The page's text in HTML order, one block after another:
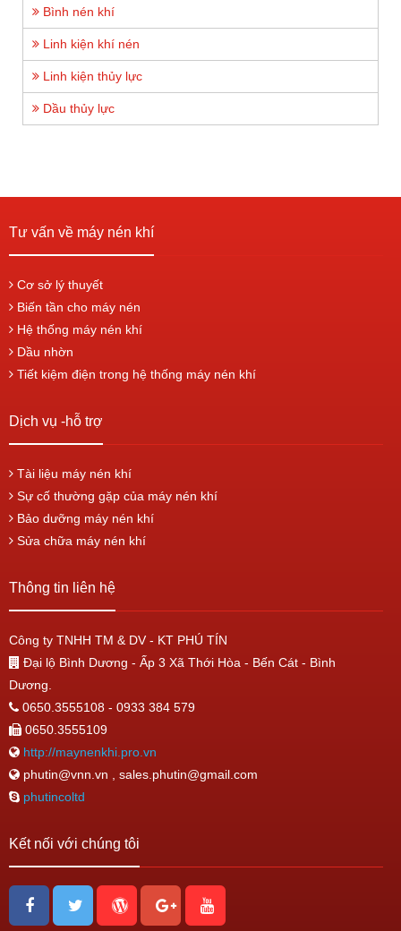
Bình nén khí
Linh kiện khí nén
Linh kiện thủy lực
Dầu thủy lực
Tư vấn về máy nén khí
Cơ sở lý thuyết
Biến tần cho máy nén
Hệ thống máy nén khí
Dầu nhờn
Tiết kiệm điện trong hệ thống máy nén khí
Dịch vụ -hỗ trợ
Tài liệu máy nén khí
Sự cố thường gặp của máy nén khí
Bảo dưỡng máy nén khí
Sửa chữa máy nén khí
Thông tin liên hệ
Công ty TNHH TM & DV - KT PHÚ TÍN
Đại lộ Bình Dương - Ấp 3 Xã Thới Hòa - Bến Cát - Bình
Dương.
0650.3555108 - 0933 384 579
0650.3555109
http://maynenkhi.pro.vn
phutin@vnn.vn , sales.phutin@gmail.com
phutincoltd
Kết nối với chúng tôi